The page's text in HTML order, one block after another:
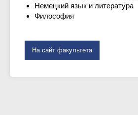
Немецкий язык и литература
Философия
На сайт факультета